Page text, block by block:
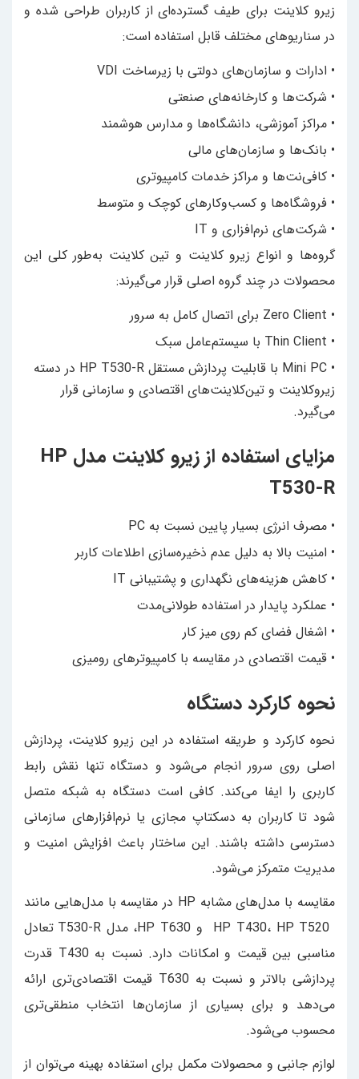
زیرو کلاینت برای طیف گسترده‌ای از کاربران طراحی شده و
در سناریوهای مختلف قابل استفاده است:
• ادارات و سازمان‌های دولتی با زیرساخت VDI
• شرکت‌ها و کارخانه‌های صنعتی
• مراکز آموزشی، دانشگاه‌ها و مدارس هوشمند
• بانک‌ها و سازمان‌های مالی
• کافی‌نت‌ها و مراکز خدمات کامپیوتری
• فروشگاه‌ها و کسب‌وکارهای کوچک و متوسط
• شرکت‌های نرم‌افزاری و IT
گروه‌ها و انواع زیرو کلاینت و تین کلاینت به‌طور کلی این
محصولات در چند گروه اصلی قرار می‌گیرند:
• Zero Client برای اتصال کامل به سرور
• Thin Client با سیستم‌عامل سبک
• Mini PC با قابلیت پردازش مستقل HP T530-R در دسته
زیروکلاینت و تین‌کلاینت‌های اقتصادی و سازمانی قرار
می‌گیرد.
مزایای استفاده از زیرو کلاینت مدل HP
T530-R
• مصرف انرژی بسیار پایین نسبت به PC
• امنیت بالا به دلیل عدم ذخیره‌سازی اطلاعات کاربر
• کاهش هزینه‌های نگهداری و پشتیبانی IT
• عملکرد پایدار در استفاده طولانی‌مدت
• اشغال فضای کم روی میز کار
• قیمت اقتصادی در مقایسه با کامپیوترهای رومیزی
نحوه کارکرد دستگاه
نحوه کارکرد و طریقه استفاده در این زیرو کلاینت، پردازش
اصلی روی سرور انجام می‌شود و دستگاه تنها نقش رابط
کاربری را ایفا می‌کند. کافی است دستگاه به شبکه متصل
شود تا کاربران به دسکتاپ مجازی یا نرم‌افزارهای سازمانی
دسترسی داشته باشند. این ساختار باعث افزایش امنیت و
مدیریت متمرکز می‌شود.
مقایسه با مدل‌های مشابه HP در مقایسه با مدل‌هایی مانند
HP T430، HP T520 و HP T630، مدل T530-R تعادل
مناسبی بین قیمت و امکانات دارد. نسبت به T430 قدرت
پردازشی بالاتر و نسبت به T630 قیمت اقتصادی‌تری ارائه
می‌دهد و برای بسیاری از سازمان‌ها انتخاب منطقی‌تری
محسوب می‌شود.
لوازم جانبی و محصولات مکمل برای استفاده بهینه می‌توان از